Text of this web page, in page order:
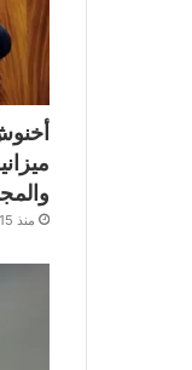
منذ 15 ساعة